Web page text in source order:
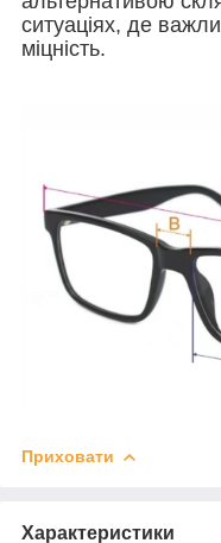
ситуаціях, де
міцність.
Приховати
Характеристики